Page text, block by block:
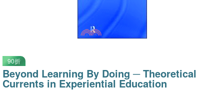
90折
Beyond Learning By Doing ─ Theoretical
Currents in Experiential Education